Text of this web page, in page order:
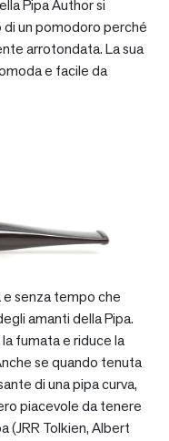
Pipa Author si
di un pomodoro perché
arrotondata. La sua
e facile da
e senza tempo che
amanti della Pipa.
fumata e riduce la
se quando tenuta
di una pipa curva,
piacevole da tenere
(JRR Tolkien, Albert